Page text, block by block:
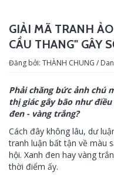
GIẢI MÃ TRANH
CẦU THANG" GÂY
Đăng bởi: THÀNH CHUNG /
Phải chăng bức ảnh chú
thị giác gây bão như
đen - vàng trắng?
Cách đây không lâu, dư
tranh luận bất tận về màu
hội. Xanh đen hay vàng
thời điểm ấy.